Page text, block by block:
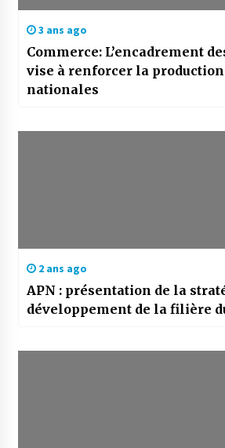
3 ans ago
Commerce: L’encadrement
vise à renforcer la production
nationales
2 ans ago
APN : présentation de la
développement de la filière